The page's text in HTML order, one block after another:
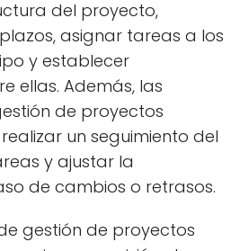
del proyecto,
asignar tareas a los
y establecer
ellas. Además, las
de proyectos
un seguimiento del
y ajustar la
de cambios o retrasos.
gestión de proyectos